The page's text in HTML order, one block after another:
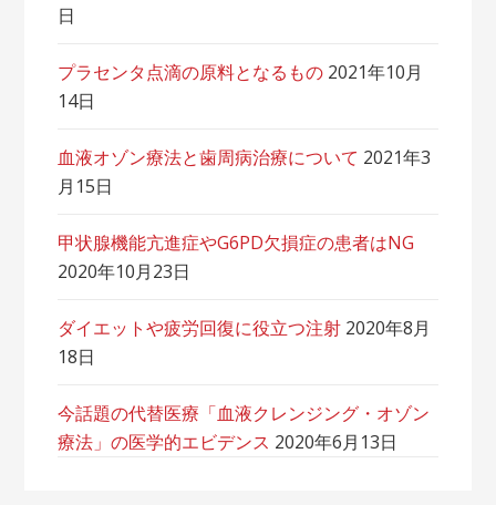
日
プラセンタ点滴の原料となるもの 2021年10月
14日
血液オゾン療法と歯周病治療について 2021年3
月15日
甲状腺機能亢進症やG6PD欠損症の患者はNG
2020年10月23日
ダイエットや疲労回復に役立つ注射 2020年8月
18日
今話題の代替医療「血液クレンジング・オゾン
療法」の医学的エビデンス 2020年6月13日